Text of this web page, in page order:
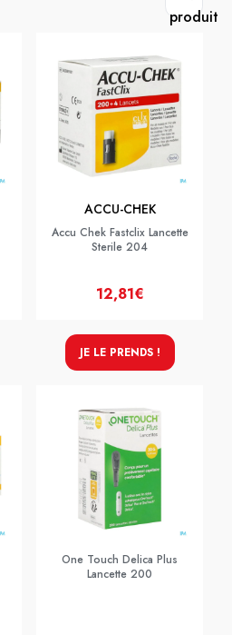
ACCU-CHEK
Accu Chek Fastclix Lancette
Sterile 204
12,81€
JE LE PRENDS !
One Touch Delica Plus
Lancette 200